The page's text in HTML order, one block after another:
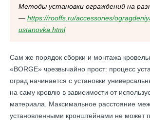
Методы установки ограждений на
— https://rooffs.ru/accessories/
ustanovka.html
Сам же порядок сборки и монтажа
«BORGE» чрезвычайно прост: процесс
оград начинается с установки
на саму кровлю в зависимости от
материала. Максимальное расстояние
установленными кронштейнами не может